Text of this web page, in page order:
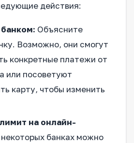
действия:
Объясните
Возможно, они смогут
конкретные платежи от
или посоветуют
карту, чтобы изменить
на онлайн-
банках можно